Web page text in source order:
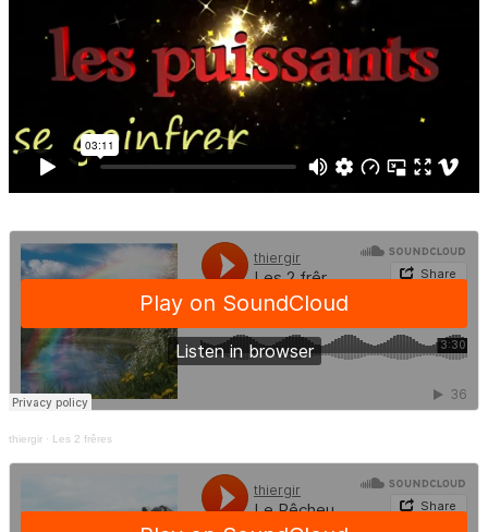
thiergir · Les 2 frêres